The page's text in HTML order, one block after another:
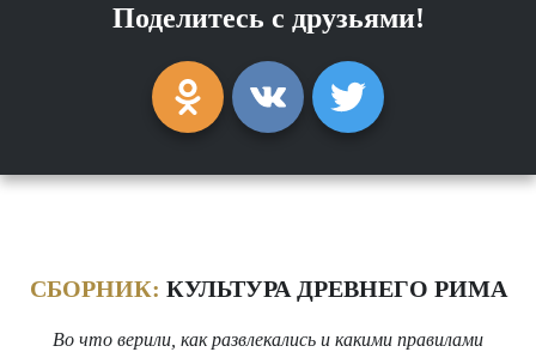
Поделитесь с друзьями!
СБОРНИК: КУЛЬТУРА ДРЕВНЕГО РИМА
Во что верили, как развлекались и какими правилами